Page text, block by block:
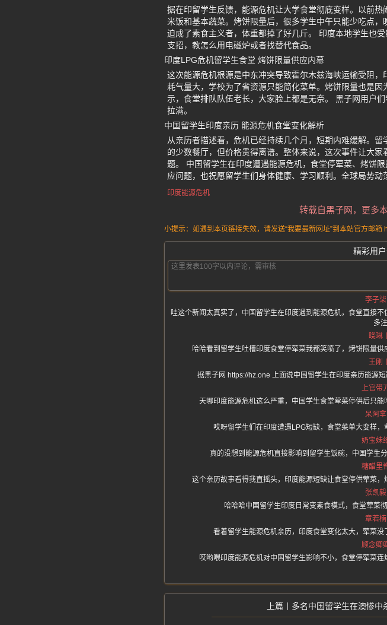
据在印留学生反馈，能源危机让大学食堂彻底变样。以前
米饭和基本蔬菜。烤饼限量后，很多学生中午只能少吃点
迫成了素食主义者，体重都掉了好几斤。 印度本地学生也
支招，教怎么用电磁炉或者找替代食品。
印度LPG危机留学生食堂 烤饼限量供应内幕
这次能源危机根源是中东冲突导致霍尔木兹海峡运输受阻
耗气量大，学校为了省资源只能简化菜单。烤饼限量也是
示，食堂排队队伍老长，大家脸上都是无奈。 黑子网用户
拉满。
中国留学生印度亲历 能源危机食堂变化解析
从亲历者描述看，危机已经持续几个月，短期内难缓解。
的少数餐厅，但价格贵得离谱。整体来说，这次事件让大
题。 中国留学生在印度遭遇能源危机，食堂停荤菜、烤饼
应问题，也祝愿留学生们身体健康、学习顺利。全球局势动
印度能源危机
转载自黑子网，更多
小提示：如遇到本页链接失效，请发送“我要最新网址”到本站官方邮
精彩用
李子柒
哇这个新闻太真实了，中国留学生在印度遇到能源危机，食堂直接
多
晓琳
哈哈看到留学生吐槽印度食堂停荤菜我都笑喷了，烤饼限量
王刚
据黑子网 https://hz.one 上面说中国留学生在印度亲历能源
上官带
天哪印度能源危机这么严重，中国学生食堂荤菜停供后只
呆阿拿
哎呀留学生们在印度遭遇LPG短缺，食堂菜单大变样
奶宝妹
真的没想到能源危机直接影响到留学生饭碗，中国学生
糖醋里
这个亲历故事看得我直摇头，印度能源短缺让食堂停供荤菜
张凯毅
哈哈哈中国留学生印度日常变素食模式，食堂荤菜
章若楠
看着留学生能源危机亲历，印度食堂变化太大，荤菜
顾念卿
哎哟喂印度能源危机对中国留学生影响不小，食堂停荤菜
多名中国留学生在澳惨中